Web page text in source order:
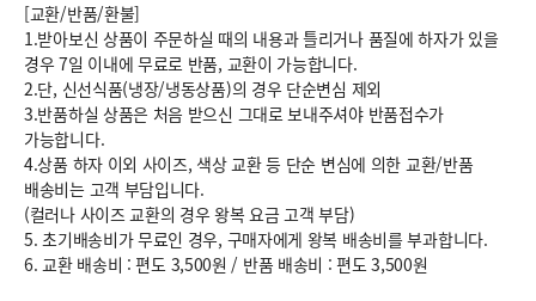
[교환/반품/환불]
1.받아보신 상품이 주문하실 때의 내용과 틀리거나 품질에 하자가 있을
경우 7일 이내에 무료로 반품, 교환이 가능합니다.
2.단, 신선식품(냉장/냉동상품)의 경우 단순변심 제외
3.반품하실 상품은 처음 받으신 그대로 보내주셔야 반품접수가
가능합니다.
4.상품 하자 이외 사이즈, 색상 교환 등 단순 변심에 의한 교환/반품
배송비는 고객 부담입니다.
(컬러나 사이즈 교환의 경우 왕복 요금 고객 부담)
5. 초기배송비가 무료인 경우, 구매자에게 왕복 배송비를 부과합니다.
6.교환 배송비 : 편도 3,500원 / 반품 배송비 : 편도 3,500원